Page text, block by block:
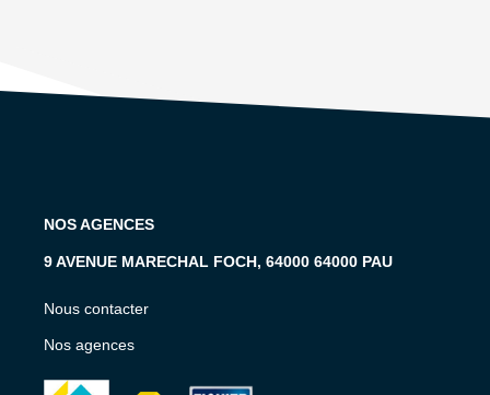
NOS AGENCES
9 AVENUE MARECHAL FOCH, 64000 64000 PAU
Nous contacter
Nos agences